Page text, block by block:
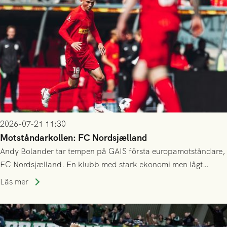
2026-07-21 11:30
Motståndarkollen: FC Nordsjælland
Andy Bolander tar tempen på GAIS första europamotståndare,
FC Nordsjælland. En klubb med stark ekonomi men lågt
publiksnitt, ett lag med både kollektiv styrka och individuell
Läs mer